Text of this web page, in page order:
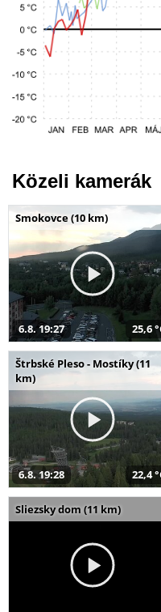
Közeli kamerák
Smokovce (10 km)
6.8. 19:27 25,6
Štrbské Pleso - Mostíky (11
km)
6.8. 19:28 22,4
Sliezsky dom (11 km)